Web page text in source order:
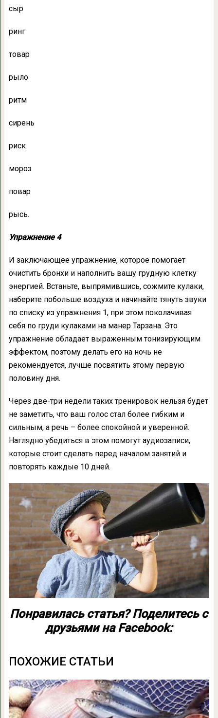
сыр
ринг
товар
рыло
ритм
сирень
риск
мороз
повар
рысь.
Упражнение 4
И заключающее упражнение, которое помогает
очистить бронхи и наполнить вашу грудную клетку
энергией. Встаньте, выпрямившись, сожмите кулаки,
наберите побольше воздуха и начинайте тянуть звуки
по списку из упражнения 1, при этом поколачивая
себя по груди кулаками на манер Тарзана. Это
упражнение обладает выраженным тонизирующим
эффектом, поэтому делать его на ночь не
рекомендуется, лучше посвятить этому первую
половину дня.
Через две-три недели таких тренировок нельзя будет
не заметить, что ваш голос стал более гибким и
сильным, а речь – более спокойной и уверенной.
Наглядно убедиться в этом помогут аудиозаписи,
которые стоит сделать перед началом занятий и
повторять каждые 10 дней.
Понравилась статья? Поделитесь с
друзьями на Facebook:
ПОХОЖИЕ СТАТЬИ